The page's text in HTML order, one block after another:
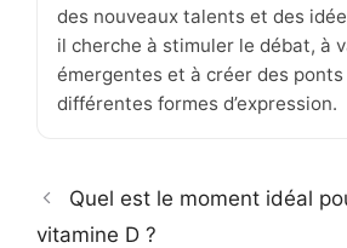
des nouveaux talents et des
il cherche à stimuler le débat, à
émergentes et à créer des
différentes formes d’expression.
Quel est le moment idéal
vitamine D ?